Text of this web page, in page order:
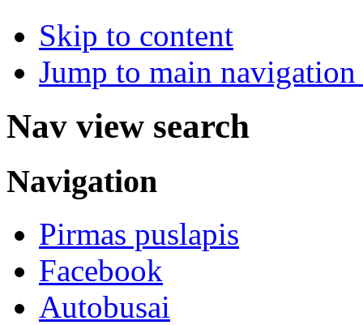
Skip to content
Jump to main
Nav view search
Navigation
Pirmas puslapis
Facebook
Autobusai